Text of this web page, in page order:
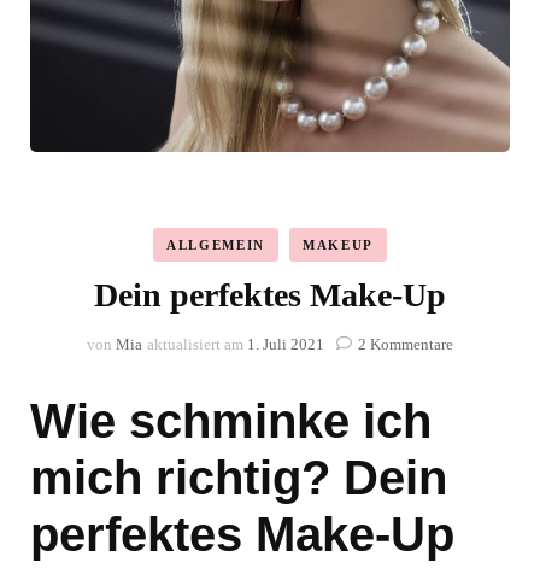
ALLGEMEIN MAKEUP
Dein perfektes Make-Up
von Mia aktualisiert am 1. Juli 2021 2 Kommentarezu
Wie schminke ich
mich richtig? Dein
perfektes Make-Up